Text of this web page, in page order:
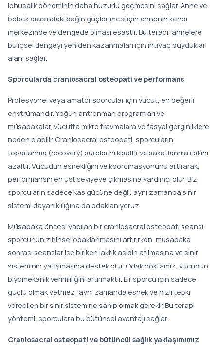
lohusalık döneminin daha huzurlu geçmesini sağlar. Anne ve
bebek arasındaki bağın güçlenmesi için annenin kendi
merkezinde ve dengede olması esastır. Bu terapi, annelere
bu içsel dengeyi yeniden kazanmaları için ihtiyaç duydukları
alanı sağlar.
Sporcularda craniosacral osteopati ve performans
Profesyonel veya amatör sporcular için vücut, en değerli
enstrümandır. Yoğun antrenman programları ve
müsabakalar, vücutta mikro travmalara ve fasyal gerginliklere
neden olabilir. Craniosacral osteopati, sporcuların
toparlanma (recovery) sürelerini kısaltır ve sakatlanma riskini
azaltır. Vücudun esnekliğini ve koordinasyonunu artırarak,
performansın en üst seviyeye çıkmasına yardımcı olur. Biz,
sporcuların sadece kas gücüne değil, aynı zamanda sinir
sistemi dayanıklılığına da odaklanıyoruz.
Müsabaka öncesi yapılan bir craniosacral osteopati seansı,
sporcunun zihinsel odaklanmasını artırırken, müsabaka
sonrası seanslar ise biriken laktik asidin atılmasına ve sinir
sisteminin yatışmasına destek olur. Odak noktamız, vücudun
biyomekanik verimliliğini artırmaktır. Bir sporcu için sadece
güçlü olmak yetmez; aynı zamanda esnek ve hızlı tepki
verebilen bir sinir sistemine sahip olmak gerekir. Bu terapi
yöntemi, sporculara bu bütünsel avantajı sağlar.
Craniosacral osteopati ve bütüncül sağlık yaklaşımımız